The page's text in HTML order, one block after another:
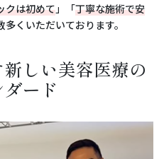
クは初めて」「丁寧な施術で安
くいただいております。
しい美容医療の
ード